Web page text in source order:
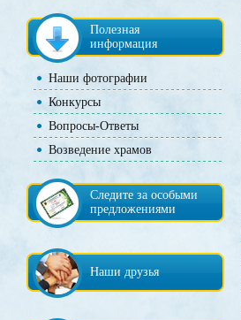
Полезная
информация
Наши фотографии
Конкурсы
Вопросы-Ответы
Возведение храмов
Следите за особыми
предложениями
Наши друзья